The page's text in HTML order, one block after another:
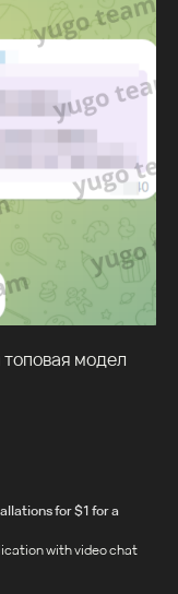
модел
for $1 for a
with video chat